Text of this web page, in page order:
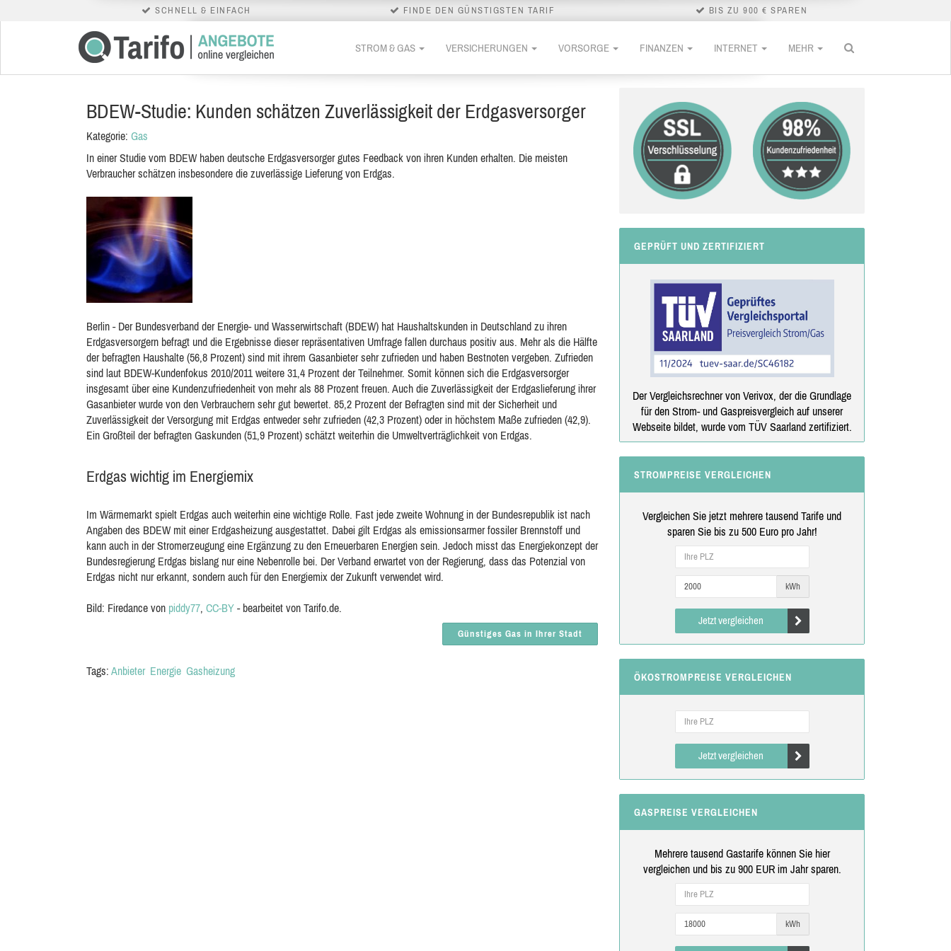
SCHNELL & EINFACH FINDE DEN GÜNSTIGSTEN TARIF BIS ZU 900 € SPAREN
STROM & GAS VERSICHERUNGEN VORSORGE FINANZEN INTERNET MEHR
BDEW-Studie: Kunden schätzen Zuverlässigkeit der Erdgasversorger
Kategorie: Gas
In einer Studie vom BDEW haben deutsche Erdgasversorger gutes Feedback von ihren Kunden erhalten. Die meisten
Verbraucher schätzen insbesondere die zuverlässige Lieferung von Erdgas.
Berlin - Der Bundesverband der Energie- und Wasserwirtschaft (BDEW) hat Haushaltskunden in Deutschland zu ihren
Erdgasversorgern befragt und die Ergebnisse dieser repräsentativen Umfrage fallen durchaus positiv aus. Mehr als die Hälfte
der befragten Haushalte (56,8 Prozent) sind mit ihrem Gasanbieter sehr zufrieden und haben Bestnoten vergeben. Zufrieden
sind laut BDEW-Kundenfokus 2010/2011 weitere 31,4 Prozent der Teilnehmer. Somit können sich die Erdgasversorger
insgesamt über eine Kundenzufriedenheit von mehr als 88 Prozent freuen. Auch die Zuverlässigkeit der Erdgaslieferung ihrer
Gasanbieter wurde von den Verbrauchern sehr gut bewertet. 85,2 Prozent der Befragten sind mit der Sicherheit und
Zuverlässigkeit der Versorgung mit Erdgas entweder sehr zufrieden (42,3 Prozent) oder in höchstem Maße zufrieden (42,9).
Ein Großteil der befragten Gaskunden (51,9 Prozent) schätzt weiterhin die Umweltverträglichkeit von Erdgas.
Erdgas wichtig im Energiemix
Im Wärmemarkt spielt Erdgas auch weiterhin eine wichtige Rolle. Fast jede zweite Wohnung in der Bundesrepublik ist nach
Angaben des BDEW mit einer Erdgasheizung ausgestattet. Dabei gilt Erdgas als emissionsarmer fossiler Brennstoff und
kann auch in der Stromerzeugung eine Ergänzung zu den Erneuerbaren Energien sein. Jedoch misst das Energiekonzept der
Bundesregierung Erdgas bislang nur eine Nebenrolle bei. Der Verband erwartet von der Regierung, dass das Potenzial von
Erdgas nicht nur erkannt, sondern auch für den Energiemix der Zukunft verwendet wird.
Bild: Firedance von piddy77, CC-BY - bearbeitet von Tarifo.de.
Günstiges Gas in Ihrer Stadt
Tags: Anbieter Energie Gasheizung
GEPRÜFT UND ZERTIFIZIERT
Der Vergleichsrechner von Verivox, der die Grundlage
für den Strom- und Gaspreisvergleich auf unserer
Webseite bildet, wurde vom TÜV Saarland zertifiziert.
STROMPREISE VERGLEICHEN
Vergleichen Sie jetzt mehrere tausend Tarife und
sparen Sie bis zu 500 Euro pro Jahr!
kWh
Jetzt vergleichen
ÖKOSTROMPREISE VERGLEICHEN
Jetzt vergleichen
GASPREISE VERGLEICHEN
Mehrere tausend Gastarife können Sie hier
vergleichen und bis zu 900 EUR im Jahr sparen.
kWh